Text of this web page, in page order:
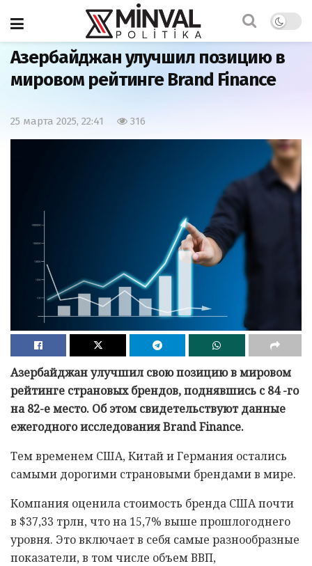
Главная Экономика
Азербайджан улучшил позицию в
мировом рейтинге Brand Finance
25 марта 2025, 22:41 316
Азербайджан улучшил свою позицию в мировом
рейтинге страновых брендов, поднявшись с 84 -го
на 82-е место. Об этом свидетельствуют данные
ежегодного исследования Brand Finance.
Тем временем США, Китай и Германия остались
самыми дорогими страновыми брендами в мире.
Компания оценила стоимость бренда США почти
в $37,33 трлн, что на 15,7% выше прошлогоднего
уровня. Это включает в себя самые разнообразные
показатели, в том числе объем ВВП,